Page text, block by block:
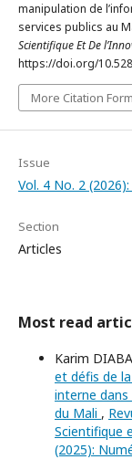
manipulation de
services publics au
Scientifique Et De
https://doi.org/
More Citation
Issue
Vol. 4 No. 2
Section
Articles
Most read
Karim
et défis de
interne dans
du Mali ,
Scientifique
(2025):